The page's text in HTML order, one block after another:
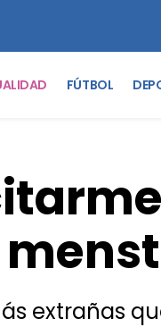
FÚTBOL
extrañas